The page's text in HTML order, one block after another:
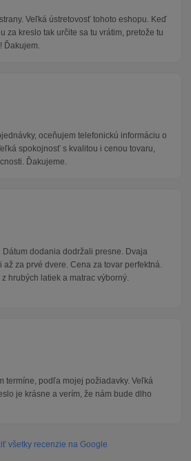
Veľká ústretovosť tohoto eshopu. Keď
za kreslo tak určite sa tu vrátim, pretože tu
Ďakujem.
oceňujem telefonickú informáciu o
spokojnosť s kvalitou i cenou tovaru,
Ďakujeme.
Dátum dodania dodržali presne. Dvaja
za prvé dvere. Cena za tovar perfektná.
hrubých latiek a matrac výborný.
termíne, podľa mojej požiadavky. Veľká
je krásne a verím, že nám bude dlho
všetky recenzie na Google